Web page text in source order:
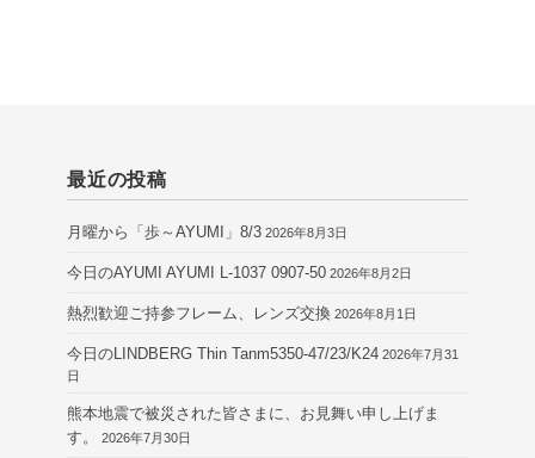
最近の投稿
月曜から「歩～AYUMI」8/3 2026年8月3日
今日のAYUMI AYUMI L-1037 0907-50 2026年8月2日
熱烈歓迎ご持参フレーム、レンズ交換 2026年8月1日
今日のLINDBERG Thin Tanm5350-47/23/K24 2026年7月31
日
熊本地震で被災された皆さまに、お見舞い申し上げま
す。
2026年7月30日